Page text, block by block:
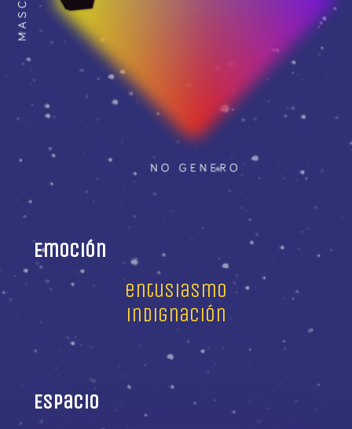
Emoción
entusiasmo
indignación
Espacio